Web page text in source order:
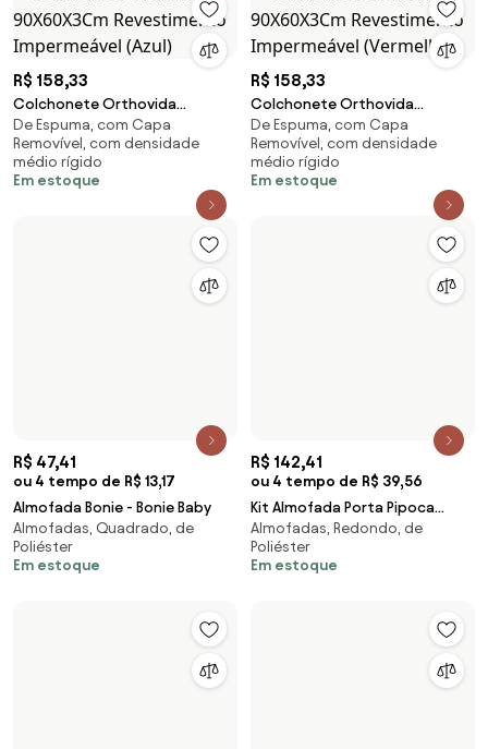
R$ 158,33
Colchonete Orthovida
90X60X3Cm Revestimento
Impermeável (Azul)
De Espuma, com Capa
Removível, com densidade
médio rígido
Em estoque
R$ 158,33
Colchonete Orthovida
90X60X3Cm Revestimento
Impermeável (Vermelho)
De Espuma, com Capa
Removível, com densidade
médio rígido
Em estoque
R$ 8,09
Toalha de Rosto Infantil City -
45x80cm - Lufamar
Por Peça
Em estoque
R$ 132,91
ou 4 tempo de R$ 36,92
Kit Almofada Porta Pipoca Harry